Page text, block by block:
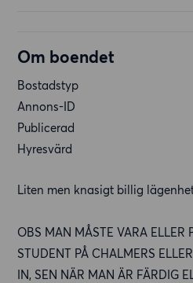
Om boendet
Bostadstyp
Annons-ID
Publicerad
Hyresvärd
Liten men knasigt billig
OBS MAN MÅSTE VARA ELLER
STUDENT PÅ CHALMERS
IN, SEN NÄR MAN ÄR FÄRDIG